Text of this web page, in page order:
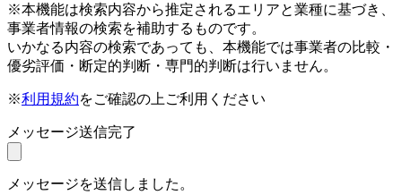
※本機能は検索内容から推定されるエリアと業種に基づき、
事業者情報の検索を補助するものです。
いかなる内容の検索であっても、本機能では事業者の比較・
優劣評価・断定的判断・専門的判断は行いません。
※利用規約をご確認の上ご利用ください
メッセージ送信完了
メッセージを送信しました。